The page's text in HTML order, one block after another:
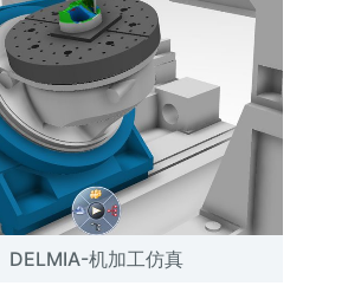
DELMIA-机加工仿真